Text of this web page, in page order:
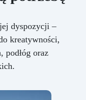
dyspozycji –
kreatywności,
podłóg oraz